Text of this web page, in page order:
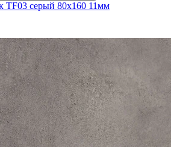
TF03 серый 80x160 11мм